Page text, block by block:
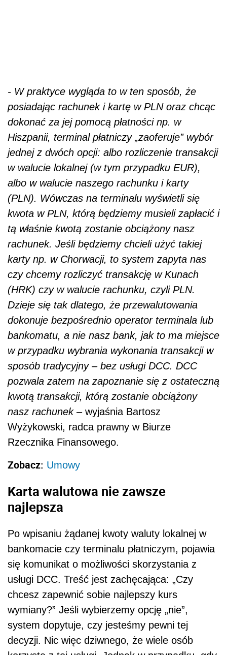
- W praktyce wygląda to w ten sposób, że
posiadając rachunek i kartę w PLN oraz chcąc
dokonać za jej pomocą płatności np. w
Hiszpanii, terminal płatniczy „zaoferuje” wybór
jednej z dwóch opcji: albo rozliczenie transakcji
w walucie lokalnej (w tym przypadku EUR),
albo w walucie naszego rachunku i karty
(PLN). Wówczas na terminalu wyświetli się
kwota w PLN, którą będziemy musieli zapłacić i
tą właśnie kwotą zostanie obciążony nasz
rachunek. Jeśli będziemy chcieli użyć takiej
karty np. w Chorwacji, to system zapyta nas
czy chcemy rozliczyć transakcję w Kunach
(HRK) czy w walucie rachunku, czyli PLN.
Dzieje się tak dlatego, że przewalutowania
dokonuje bezpośrednio operator terminala lub
bankomatu, a nie nasz bank, jak to ma miejsce
w przypadku wybrania wykonania transakcji w
sposób tradycyjny – bez usługi DCC. DCC
pozwala zatem na zapoznanie się z ostateczną
kwotą transakcji, którą zostanie obciążony
nasz rachunek– wyjaśnia Bartosz
Wyżykowski, radca prawny w Biurze
Rzecznika Finansowego.
Zobacz: Umowy
Karta walutowa nie zawsze
najlepsza
Po wpisaniu żądanej kwoty waluty lokalnej w
bankomacie czy terminalu płatniczym, pojawia
się komunikat o możliwości skorzystania z
usługi DCC. Treść jest zachęcająca: „Czy
chcesz zapewnić sobie najlepszy kurs
wymiany?” Jeśli wybierzemy opcję „nie”,
system dopytuje, czy jesteśmy pewni tej
decyzji. Nic więc dziwnego, że wiele osób